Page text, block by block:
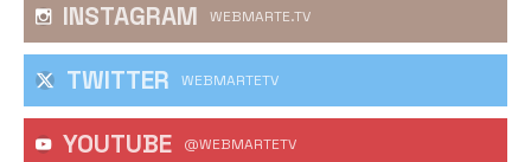
INSTAGRAM WEBMARTE.TV
TWITTER WEBMARTETV
YOUTUBE @WEBMARTETV